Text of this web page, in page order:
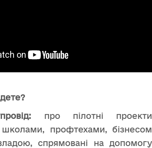
про пілотні проекти
школами, профтехами, бізнесом
спрямовані на допомогу